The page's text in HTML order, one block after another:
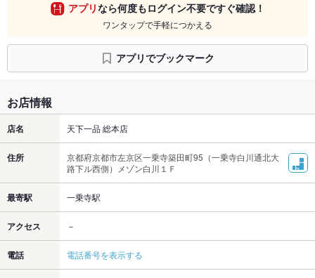
アプリなら何度もログイン不要ですぐ確認！
ワンタップで手軽につかえる
アプリでブックマーク
お店情報
店名 天下一品 総本店
住所
京都府京都市左京区一乗寺築田町95（一乗寺白川通北大
路下ル西側）メゾン白川１Ｆ
最寄駅 一乗寺駅
アクセス －
電話 電話番号を表示する